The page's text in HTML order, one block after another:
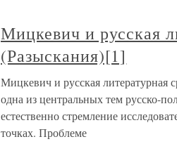
Мицкевич и русская
(Разыскания)[1]
Мицкевич и русская
одна из центральных тем русско-
естественно стремление
точках. Проблеме